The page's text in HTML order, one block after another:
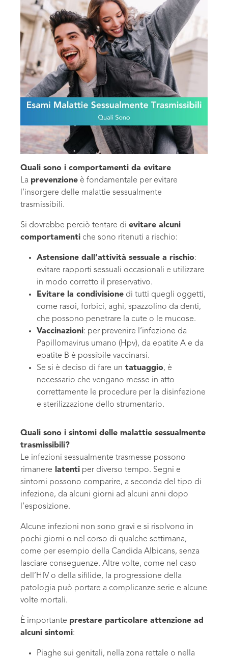
Quali sono i comportamenti da evitare
La prevenzione è fondamentale per evitare
l’insorgere delle malattie sessualmente
trasmissibili.
Si dovrebbe perciò tentare di evitare alcuni
comportamenti che sono ritenuti a rischio:
Astensione dall’attività sessuale a rischio:
evitare rapporti sessuali occasionali e utilizzare
in modo corretto il preservativo.
Evitare la condivisione di tutti quegli oggetti,
come rasoi, forbici, aghi, spazzolino da denti,
che possono penetrare la cute o le mucose.
Vaccinazioni: per prevenire l’infezione da
Papillomavirus umano (Hpv), da epatite A e da
epatite B è possibile vaccinarsi.
Se si è deciso di fare un tatuaggio, è
necessario che vengano messe in atto
correttamente le procedure per la disinfezione
e sterilizzazione dello strumentario.
Quali sono i sintomi delle malattie sessualmente
trasmissibili?
Le infezioni sessualmente trasmesse possono
rimanere latenti per diverso tempo. Segni e
sintomi possono comparire, a seconda del tipo di
infezione, da alcuni giorni ad alcuni anni dopo
l’esposizione.
Alcune infezioni non sono gravi e si risolvono in
pochi giorni o nel corso di qualche settimana,
come per esempio della Candida Albicans, senza
lasciare conseguenze. Altre volte, come nel caso
dell’HIV o della sifilide, la progressione della
patologia può portare a complicanze serie e alcune
volte mortali.
È importante prestare particolare attenzione ad
alcuni sintomi:
Piaghe sui genitali, nella zona rettale o nella